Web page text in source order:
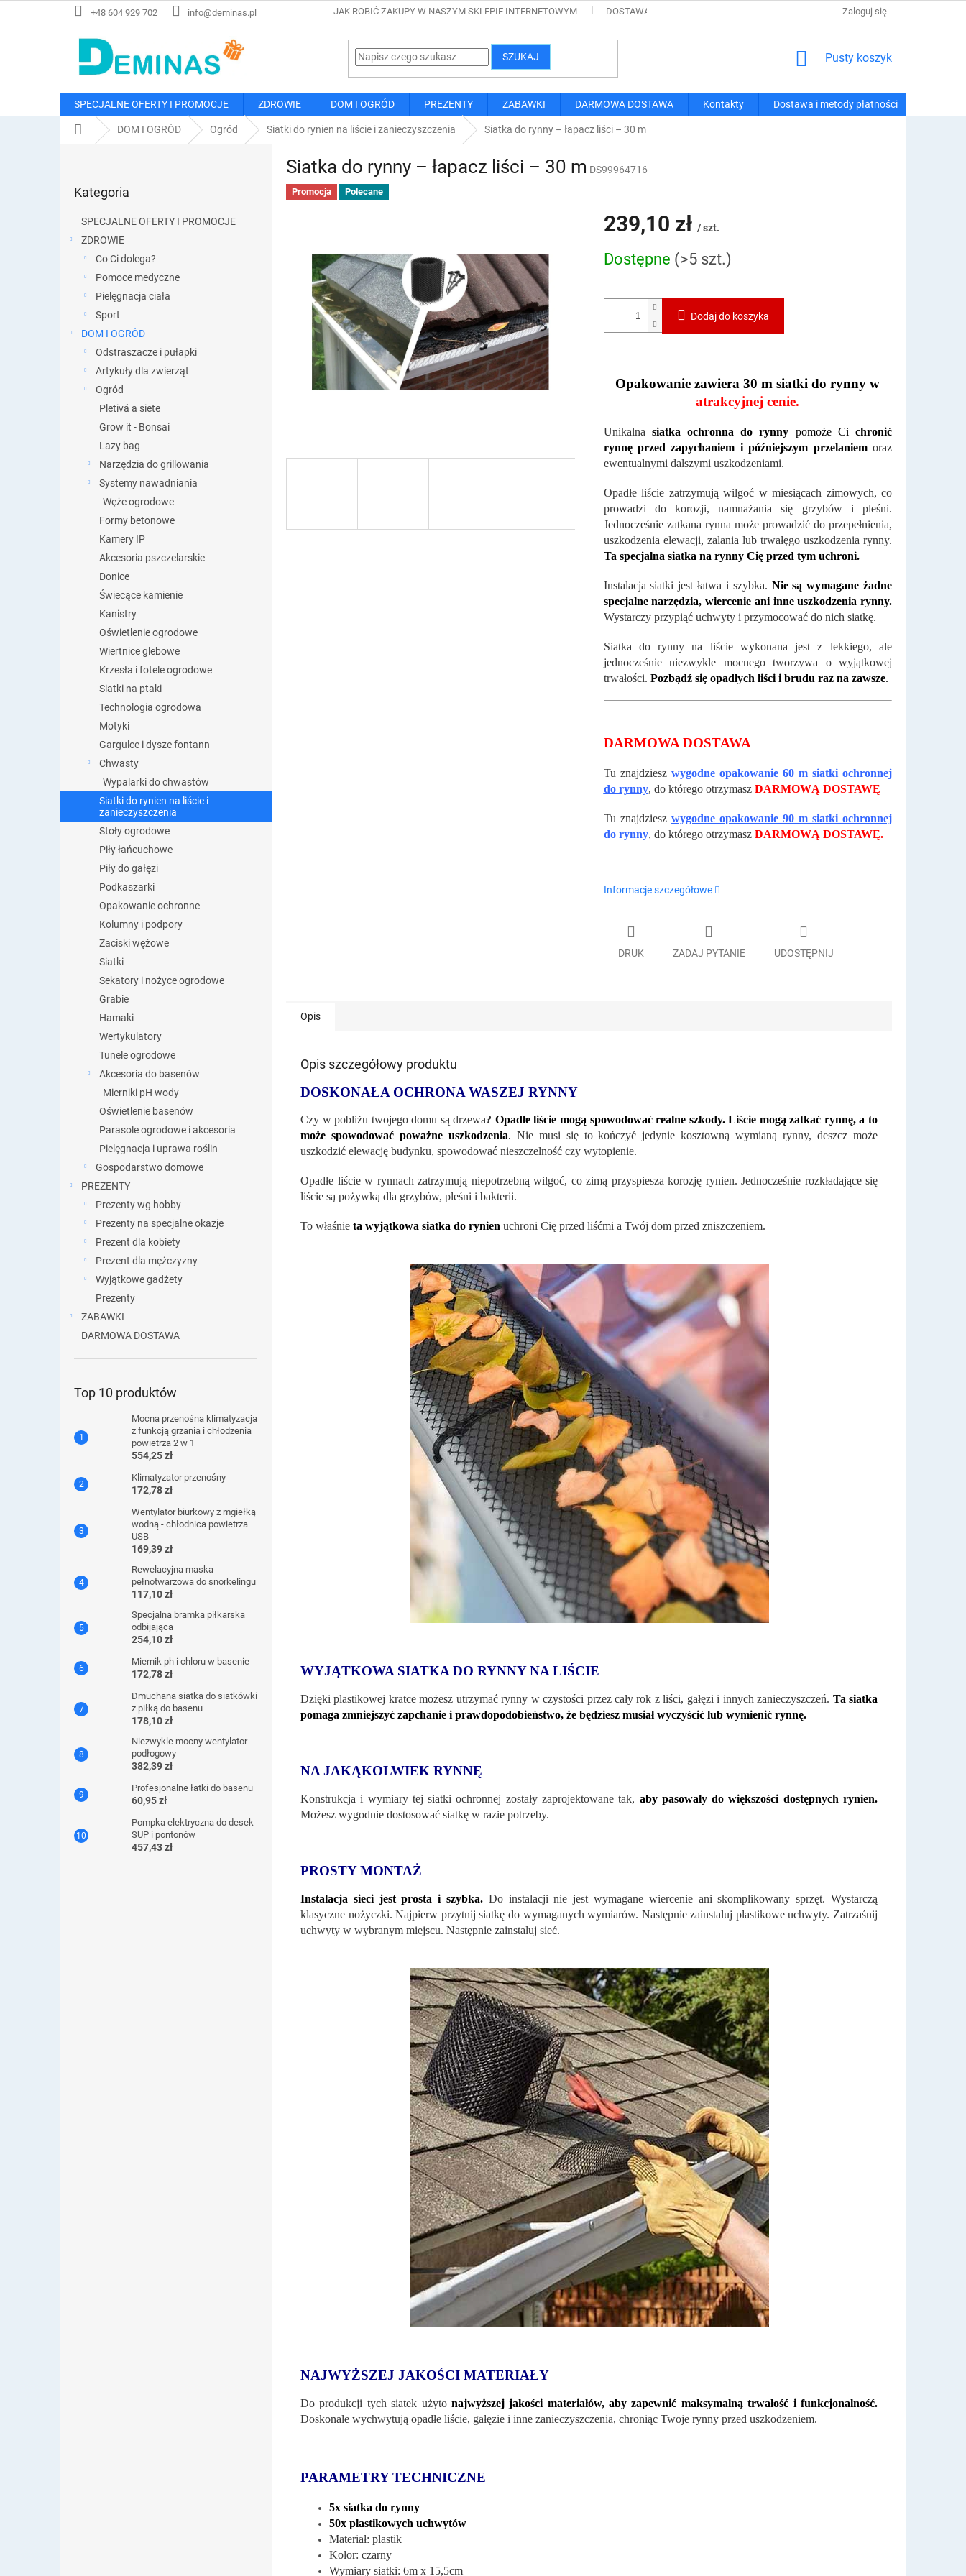
do
+48 604 929 702 info@deminas.pl JAK ROBIĆ ZAKUPY W NASZYM SKLEPIE INTERNETOWYM DOSTAWA I METODY PŁATNOŚCI REGULAMIN ZAKUPÓW
Zaloguj się
SZUKAJ KOSZYK
Pusty koszyk
SPECJALNE OFERTY I PROMOCJE ZDROWIE DOM I OGRÓD PREZENTY ZABAWKI DARMOWA DOSTAWA Kontakty Dostawa i metody płatności
Home DOM I OGRÓD Ogród Siatki do rynien na liście i zanieczyszczenia Siatka do rynny – łapacz liści – 30 m
kategorie
Kategoria
SPECJALNE OFERTY I PROMOCJE
ZDROWIE
Co Ci dolega?
Pomoce medyczne
Pielęgnacja ciała
Sport
DOM I OGRÓD
Odstraszacze i pułapki
Artykuły dla zwierząt
Ogród
Pletivá a siete
Grow it - Bonsai
Lazy bag
Narzędzia do grillowania
Systemy nawadniania
Węże ogrodowe
Formy betonowe
Kamery IP
Akcesoria pszczelarskie
Donice
Świecące kamienie
Kanistry
Oświetlenie ogrodowe
Wiertnice glebowe
Krzesła i fotele ogrodowe
Siatki na ptaki
Technologia ogrodowa
Motyki
Gargulce i dysze fontann
Chwasty
Wypalarki do chwastów
Siatki do rynien na liście i
zanieczyszczenia
Stoły ogrodowe
Piły łańcuchowe
Piły do gałęzi
Podkaszarki
Opakowanie ochronne
Kolumny i podpory
Zaciski wężowe
Siatki
Sekatory i nożyce ogrodowe
Grabie
Hamaki
Wertykulatory
Tunele ogrodowe
Akcesoria do basenów
Mierniki pH wody
Oświetlenie basenów
Parasole ogrodowe i akcesoria
Pielęgnacja i uprawa roślin
Gospodarstwo domowe
PREZENTY
Prezenty wg hobby
Prezenty na specjalne okazje
Prezent dla kobiety
Prezent dla mężczyzny
Wyjątkowe gadżety
Prezenty
ZABAWKI
DARMOWA DOSTAWA
Top 10 produktów
Mocna przenośna klimatyzacja
z funkcją grzania i chłodzenia
powietrza 2 w 1
554,25 zł
Klimatyzator przenośny
172,78 zł
Wentylator biurkowy z mgiełką
wodną - chłodnica powietrza
USB
169,39 zł
Rewelacyjna maska ​​
pełnotwarzowa do snorkelingu
117,10 zł
Specjalna bramka piłkarska
odbijająca
254,10 zł
Miernik ph i chloru w basenie
172,78 zł
Dmuchana siatka do siatkówki
z piłką do basenu
178,10 zł
Niezwykle mocny wentylator
podłogowy
382,39 zł
Profesjonalne łatki do basenu
60,95 zł
Pompka elektryczna do desek
SUP i pontonów
457,43 zł
Siatka do rynny – łapacz liści – 30 m DS99964716
Promocja Polecane
239,10 zł / szt.
jednostkowa:
Dostępne (>5 szt.)
Dodaj do koszyka
Opakowanie zawiera 30 m siatki do rynny w
atrakcyjnej cenie.
Unikalna siatka ochronna do rynny pomoże Cichronić
rynnę przed zapychaniem i późniejszym przelaniemoraz
ewentualnymi dalszymi uszkodzeniami.
Opadłe liście zatrzymują wilgoć w miesiącach zimowych, co
prowadzi do korozji, namnażania się grzybów i pleśni.
Jednocześnie zatkana rynna może prowadzić do przepełnienia,
uszkodzenia elewacji, zalania lub trwałęgo uszkodzenia rynny.
Ta specjalna siatka na rynny Cię przed tym uchroni.
Instalacja siatki jest łatwa i szybka. Nie są wymagane żadne
specjalne narzędzia, wiercenie ani inne uszkodzenia rynny.
Wystarczy przypiąć uchwyty i przymocować do nich siatkę.
Siatka do rynny na liście wykonana jest z lekkiego, ale
jednocześnie niezwykle mocnego tworzywa o wyjątkowej
trwałości. Pozbądź się opadłych liści i brudu raz na zawsze.
DARMOWA DOSTAWA
Tu znajdziesz wygodne opakowanie 60 m siatki ochronnej
do rynny, do którego otrzymasz DARMOWĄ DOSTAWĘ
Tu znajdziesz wygodne opakowanie 90 m siatki ochronnej
do rynny, do którego otrzymasz DARMOWĄ DOSTAWĘ.
Informacje szczegółowe
DRUK ZADAJ PYTANIE UDOSTĘPNIJ
Opis
Opis szczegółowy produktu
DOSKONAŁA OCHRONA WASZEJ RYNNY
Czy w pobliżu twojego domu są drzewa? Opadłe liście mogą spowodować realne szkody. Liście mogą zatkać rynnę, a to
może spowodować poważne uszkodzenia. Nie musi się to kończyć jedynie kosztowną wymianą rynny, deszcz może
uszkodzić elewację budynku, spowodować nieszczelność czy wytopienie.
Opadłe liście w rynnach zatrzymują niepotrzebną wilgoć, co zimą przyspiesza korozję rynien. Jednocześnie rozkładające się
liście są pożywką dla grzybów, pleśni i bakterii.
To właśnie ta wyjątkowa siatka do rynien uchroni Cię przed liśćmi a Twój dom przed zniszczeniem.
WYJĄTKOWA SIATKA DO RYNNY NA LIŚCIE
Dzięki plastikowej kratce możesz utrzymać rynny w czystości przez cały rok z liści, gałęzi i innych zanieczyszczeń. Ta siatka
pomaga zmniejszyć zapchanie i prawdopodobieństwo, że będziesz musiał wyczyścić lub wymienić rynnę.
NA JAKĄKOLWIEK RYNNĘ
Konstrukcja i wymiary tej siatki ochronnej zostały zaprojektowane tak, aby pasowały do ​​większości dostępnych rynien.
Możesz wygodnie dostosować siatkę w razie potrzeby.
PROSTY MONTAŻ
Instalacja sieci jest prosta i szybka. Do instalacji nie jest wymagane wiercenie ani skomplikowany sprzęt. Wystarczą
klasyczne nożyczki. Najpierw przytnij siatkę do wymaganych wymiarów. Następnie zainstaluj plastikowe uchwyty. Zatrzaśnij
uchwyty w wybranym miejscu. Następnie zainstaluj sieć.
NAJWYŻSZEJ JAKOŚCI MATERIAŁY
Do produkcji tych siatek użyto najwyższej jakości materiałów, aby zapewnić maksymalną trwałość i funkcjonalność.
Doskonale wychwytują opadłe liście, gałęzie i inne zanieczyszczenia, chroniąc Twoje rynny przed uszkodzeniem.
PARAMETRY TECHNICZNE
5x siatka do rynny
50x plastikowych uchwytów
Materiał: plastik
Kolor: czarny
Wymiary siatki: 6m x 15,5cm